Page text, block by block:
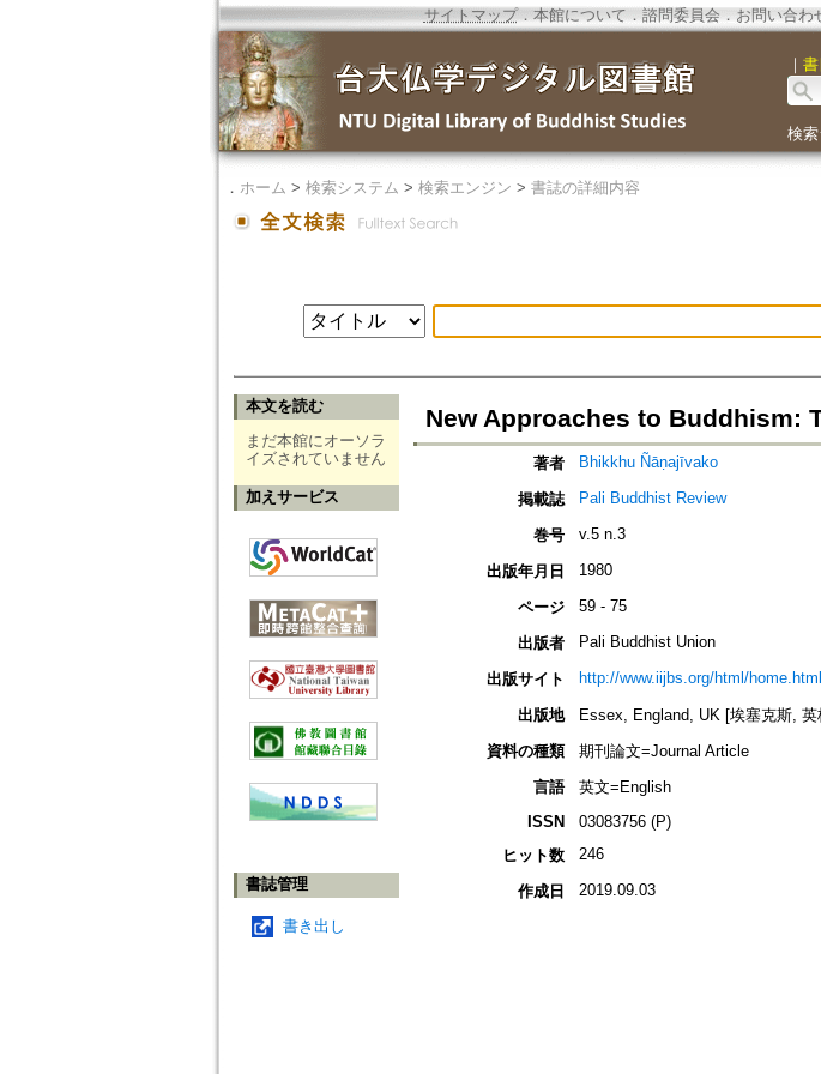
サイトマップ．本館について ． 諮問委員会． お問い合わ
｜ 書
検
． ホーム > 検索システム > 検索エンジン > 書誌の詳細内容
本文を読む
まだ本館にオーソラ
イズされていません
加えサービス
書誌管理
書き出し
New Approaches to Buddhism:
著者 Bhikkhu Ñāṇajīvako
掲載誌 Pali Buddhist Review
巻号 v.5 n.3
出版年月日 1980
ページ 59 - 75
出版者 Pali Buddhist Union
出版サイト http://www.iijbs.org/html/home.html
出版地
Essex, England, UK [埃塞克斯, 英
資料の種類
期刊論文=Journal Article
言語
英文=English
ISSN
03083756 (P)
ヒット数
246
作成日 2019.09.03